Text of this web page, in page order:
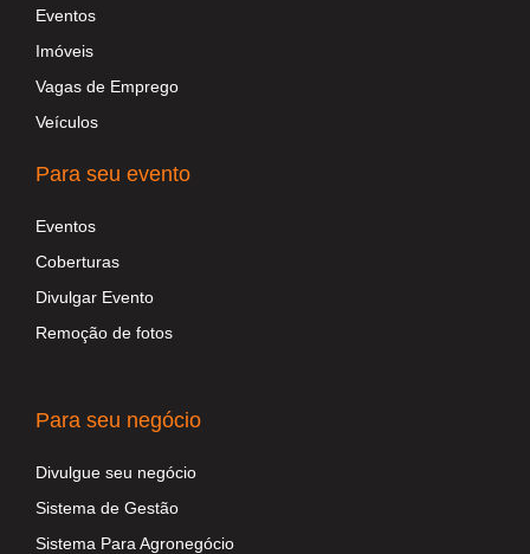
Eventos
Imóveis
Vagas de Emprego
Veículos
Para seu evento
Eventos
Coberturas
Divulgar Evento
Remoção de fotos
Para seu negócio
Divulgue seu negócio
Sistema de Gestão
Sistema Para Agronegócio